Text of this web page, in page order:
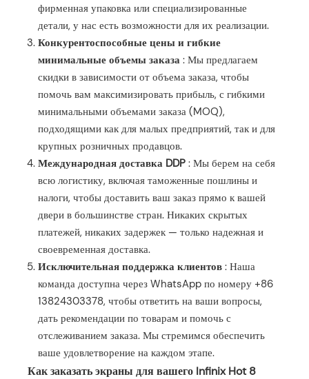
фирменная упаковка или специализированные
детали, у нас есть возможности для их реализации.
Конкурентоспособные цены и гибкие
минимальные объемы заказа : Мы предлагаем
скидки в зависимости от объема заказа, чтобы
помочь вам максимизировать прибыль, с гибкими
минимальными объемами заказа (MOQ),
подходящими как для малых предприятий, так и для
крупных розничных продавцов.
Международная доставка DDP : Мы берем на себя
всю логистику, включая таможенные пошлины и
налоги, чтобы доставить ваш заказ прямо к вашей
двери в большинстве стран. Никаких скрытых
платежей, никаких задержек — только надежная и
своевременная доставка.
Исключительная поддержка клиентов : Наша
команда доступна через WhatsApp по номеру +86
13824303378, чтобы ответить на ваши вопросы,
дать рекомендации по товарам и помочь с
отслеживанием заказа. Мы стремимся обеспечить
ваше удовлетворение на каждом этапе.
Как заказать экраны для вашего Infinix Hot 8